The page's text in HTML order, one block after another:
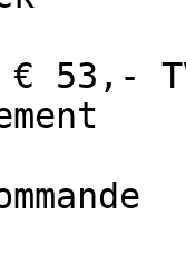
€ 53,-